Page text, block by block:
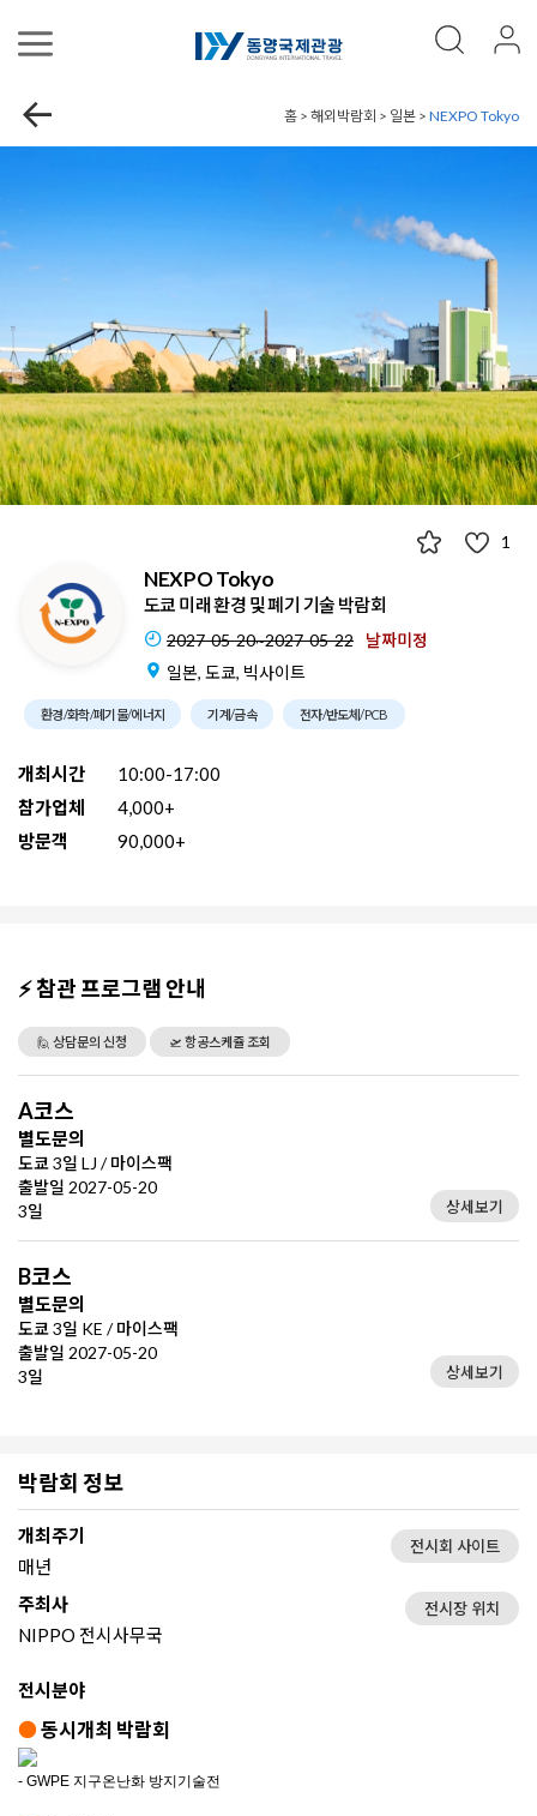
홈 > 해외박람회 > 일본 > NEXPO Tokyo
1
NEXPO Tokyo
도쿄 미래 환경 및 폐기 기술 박람회
2027-05-20~2027-05-22
날짜미정
일본, 도쿄, 빅사이트
환경/화학/폐기물/에너지 기계/금속 전자/반도체/PCB
개최시간
10:00-17:00
참가업체
4,000+
방문객
90,000+
⚡ 참관 프로그램 안내
🙋 상담문의 신청 🛫 항공스케쥴 조회
A코스
별도문의
도쿄 3일 LJ / 마이스팩
출발일 2027-05-20
3일
상세보기
B코스
별도문의
도쿄 3일 KE / 마이스팩
출발일 2027-05-20
3일
상세보기
박람회 정보
개최주기
매년
전시회 사이트
주최사
NIPPO 전시사무국
전시장 위치
전시분야
●동시개최 박람회
- GWPE 지구온난화 방지기술전